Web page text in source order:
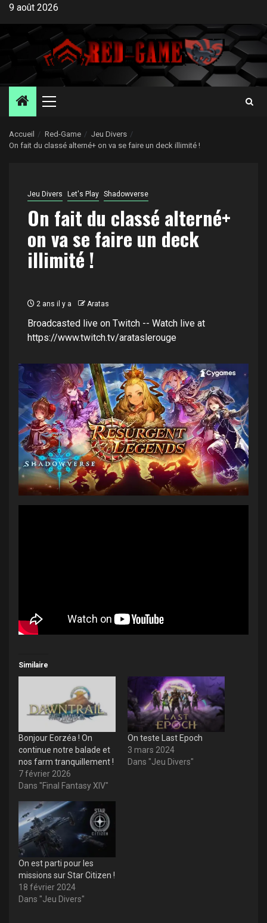
Aller
contenu
9 août 2026
Menu
Accueil Red-Game
Jeu Divers
On fait du classé alterné+ on va se faire un deck illimité !
Jeu Divers Let's Play Shadowverse
On fait du classé alterné+
on va se faire un deck
illimité !
2 ans il y a Aratas
Broadcasted live on Twitch -- Watch live at
https://www.twitch.tv/arataslerouge
Similaire
Bonjour Eorzéa ! On
continue notre balade et
nos farm tranquillement !
7 février 2026
Dans "Final Fantasy XIV"
On teste Last Epoch
3 mars 2024
Dans "Jeu Divers"
On est parti pour les
missions sur Star Citizen !
18 février 2024
Dans "Jeu Divers"